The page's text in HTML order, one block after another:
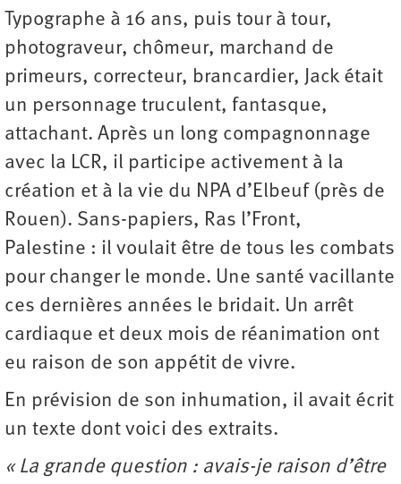
Typographe à 16 ans, puis tour à tour,
photograveur, chômeur, marchand de
primeurs, correcteur, brancardier, Jack était
un personnage truculent, fantasque,
attachant. Après un long compagnonnage
avec la LCR, il participe activement à la
création et à la vie du NPA d’Elbeuf (près de
Rouen). Sans-papiers, Ras l’Front,
Palestine : il voulait être de tous les combats
pour changer le monde. Une santé vacillante
ces dernières années le bridait. Un arrêt
cardiaque et deux mois de réanimation ont
eu raison de son appétit de vivre.
En prévision de son inhumation, il avait écrit
un texte dont voici des extraits.
« La grande question : avais-je raison d’être